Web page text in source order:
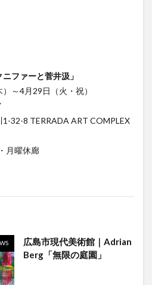
ファーと菅井汲」
～4月29日（火・祝）
32-8 TERRADA ART COMPLEX
月曜休廊
広島市現代美術館｜Adrian
Berg「無限の庭園」